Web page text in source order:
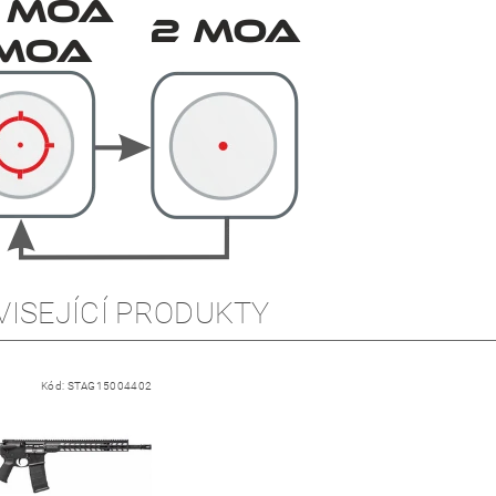
PRODUKTY
Kód: STAG15004402